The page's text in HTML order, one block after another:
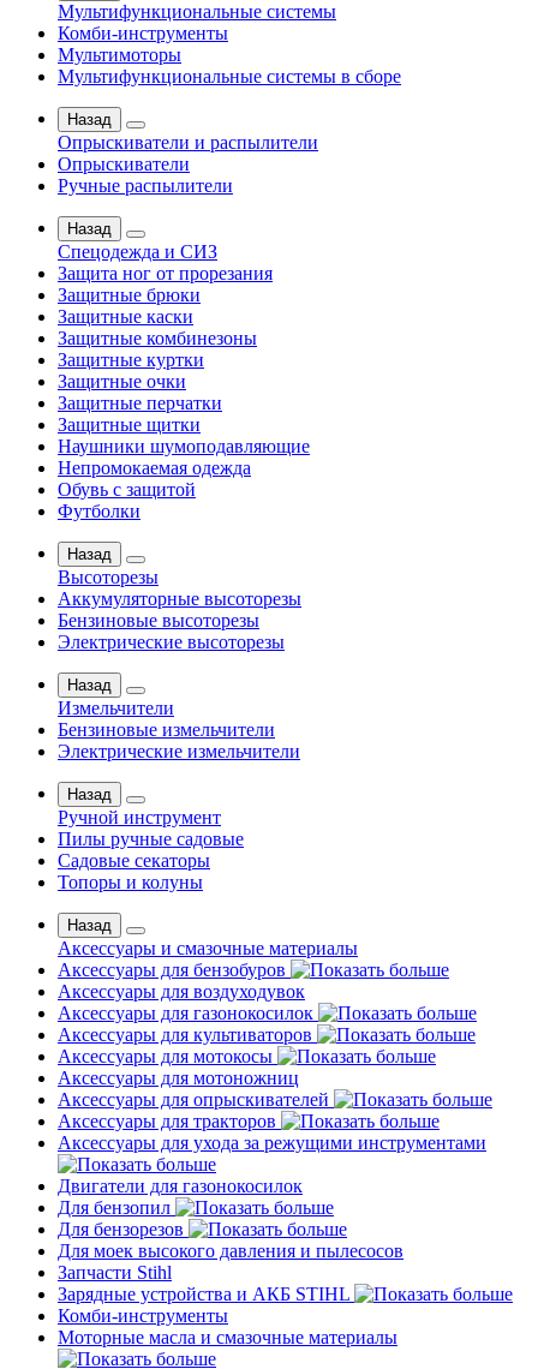
Мультифункциональные системы
Комби-инструменты
Мультимоторы
Мультифункциональные системы в сборе
Назад
Опрыскиватели и распылители
Опрыскиватели
Ручные распылители
Назад
Спецодежда и СИЗ
Защита ног от прорезания
Защитные брюки
Защитные каски
Защитные комбинезоны
Защитные куртки
Защитные очки
Защитные перчатки
Защитные щитки
Наушники шумоподавляющие
Непромокаемая одежда
Обувь с защитой
Футболки
Назад
Высоторезы
Аккумуляторные высоторезы
Бензиновые высоторезы
Электрические высоторезы
Назад
Измельчители
Бензиновые измельчители
Электрические измельчители
Назад
Ручной инструмент
Пилы ручные садовые
Садовые секаторы
Топоры и колуны
Назад
Аксессуары и смазочные материалы
Аксессуары для бензобуров
Аксессуары для воздуходувок
Аксессуары для газонокосилок
Аксессуары для культиваторов
Аксессуары для мотокосы
Аксессуары для мотоножниц
Аксессуары для опрыскивателей
Аксессуары для тракторов
Аксессуары для ухода за режущими инструментами
Двигатели для газонокосилок
Для бензопил
Для бензорезов
Для моек высокого давления и пылесосов
Запчасти Stihl
Зарядные устройства и АКБ STIHL
Комби-инструменты
Моторные масла и смазочные материалы